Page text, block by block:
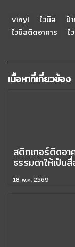
vinyl ไวนิล ป้
ไวนิลติดอาคาร
ไ
เนื้อหาที่เกี่ยวข้อง
สติกเกอร์ติดอา
ธรรมดาให้เป็น
18 พ.ค. 2569